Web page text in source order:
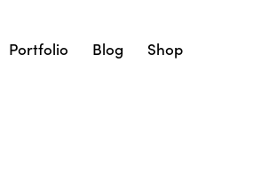
Portfolio Blog Shop